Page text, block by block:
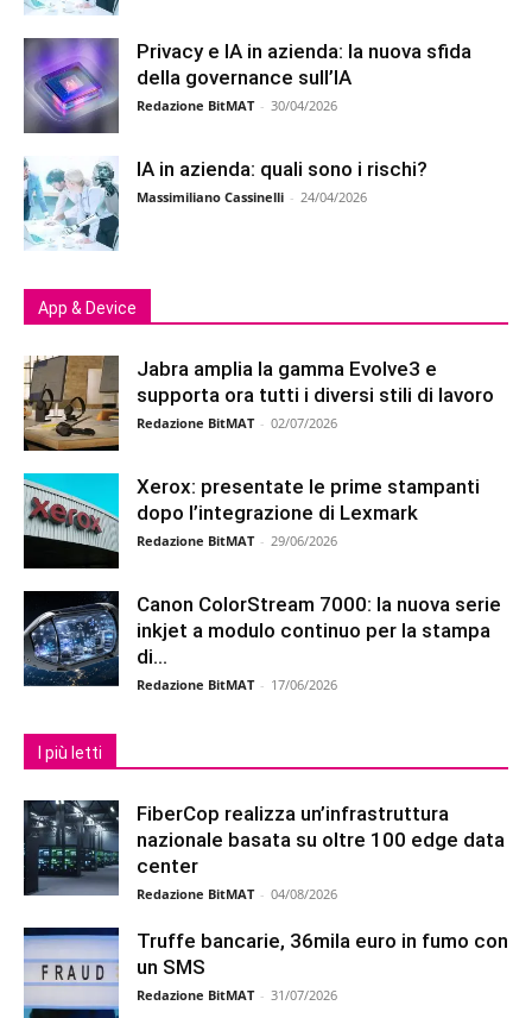
Privacy e IA in azienda: la nuova sfida
della governance sull’IA
Redazione BitMAT - 30/04/2026
IA in azienda: quali sono i rischi?
Massimiliano Cassinelli - 24/04/2026
App & Device
Jabra amplia la gamma Evolve3 e
supporta ora tutti i diversi stili di lavoro
Redazione BitMAT - 02/07/2026
Xerox: presentate le prime stampanti
dopo l’integrazione di Lexmark
Redazione BitMAT - 29/06/2026
Canon ColorStream 7000: la nuova serie
inkjet a modulo continuo per la stampa
di...
Redazione BitMAT - 17/06/2026
I più letti
FiberCop realizza un’infrastruttura
nazionale basata su oltre 100 edge data
center
Redazione BitMAT - 04/08/2026
Truffe bancarie, 36mila euro in fumo con
un SMS
Redazione BitMAT - 31/07/2026